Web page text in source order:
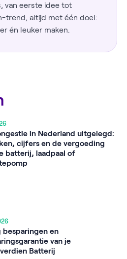
van eerste idee tot
trend, altijd met één doel:
én leuker maken.
in Nederland uitgelegd:
cijfers en de vergoeding
batterij, laadpaal of
besparingen en
van je
Batterij